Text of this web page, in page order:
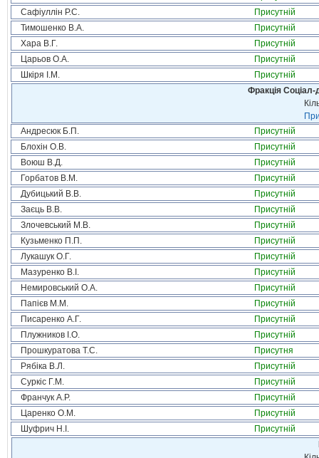
Сафіуллін Р.С.
Присутній
Тимошенко В.А.
Присутній
Хара В.Г.
Присутній
Царьов О.А.
Присутній
Шкіря І.М.
Присутній
Фракція Соціал-
Андресюк Б.П.
Присутній
Блохін О.В.
Присутній
Воюш В.Д.
Присутній
Горбатов В.М.
Присутній
Дубицький В.В.
Присутній
Заєць В.В.
Присутній
Злочевський М.В.
Присутній
Кузьменко П.П.
Присутній
Лукашук О.Г.
Присутній
Мазуренко В.І.
Присутній
Немировський О.А.
Присутній
Папієв М.М.
Присутній
Писаренко А.Г.
Присутній
Плужников І.О.
Присутній
Прошкуратова Т.С.
Присутня
Рябіка В.Л.
Присутній
Суркіс Г.М.
Присутній
Франчук А.Р.
Присутній
Царенко О.М.
Присутній
Шуфрич Н.І.
Присутній